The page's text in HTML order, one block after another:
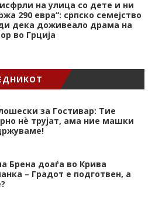
на улица со дете и ни
290 евра“: српско семејство
дека доживеало драма на
во Грција
за Гостивар: Тие
нѐ трујат, ама ние машки
Брена доаѓа во Крива
– Градот е подготвен, а